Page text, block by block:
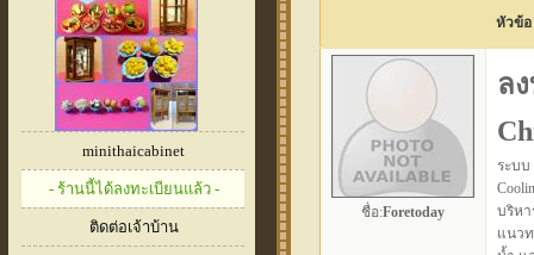
minithaicabinet
- ร้านนี้ได้ลงทะเบียนแล้ว -
ติดต่อเจ้าบ้าน
หัวข้
ชื่อ:Foretoday
ล
ระบ
บริหา
แนว